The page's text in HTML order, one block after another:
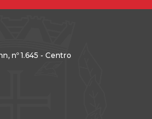
nº 1.645 - Centro